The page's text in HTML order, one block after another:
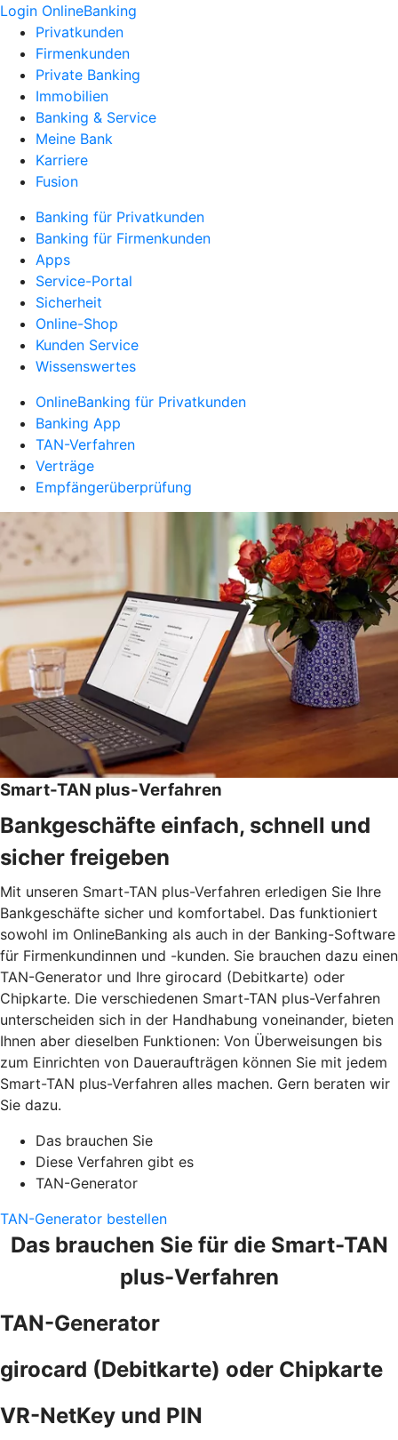
Login OnlineBanking
Privatkunden
Firmenkunden
Private Banking
Immobilien
Banking & Service
Meine Bank
Karriere
Fusion
Banking für Privatkunden
Banking für Firmenkunden
Apps
Service-Portal
Sicherheit
Online-Shop
Kunden Service
Wissenswertes
OnlineBanking für Privatkunden
Banking App
TAN-Verfahren
Verträge
Empfängerüberprüfung
Smart-TAN plus-Verfahren
Bankgeschäfte einfach, schnell und
sicher freigeben
Mit unseren Smart-TAN plus-Verfahren erledigen Sie Ihre
Bankgeschäfte sicher und komfortabel. Das funktioniert
sowohl im OnlineBanking als auch in der Banking-Software
für Firmenkundinnen und -kunden. Sie brauchen dazu einen
TAN-Generator und Ihre girocard (Debitkarte) oder
Chipkarte. Die verschiedenen Smart-TAN plus-Verfahren
unterscheiden sich in der Handhabung voneinander, bieten
Ihnen aber dieselben Funktionen: Von Überweisungen bis
zum Einrichten von Daueraufträgen können Sie mit jedem
Smart-TAN plus-Verfahren alles machen. Gern beraten wir
Sie dazu.
Das brauchen Sie
Diese Verfahren gibt es
TAN-Generator
TAN-Generator bestellen
Das brauchen Sie für die Smart-TAN
plus-Verfahren
TAN-Generator
girocard (Debitkarte) oder Chipkarte
VR-NetKey und PIN